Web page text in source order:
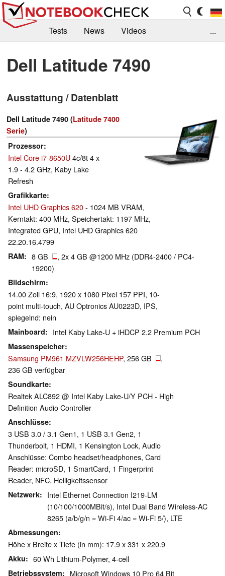
Tests News
Videos
Kaufberatung
Deals Suche
Forum
...
Dell Latitude 7490
Ausstattung / Datenblatt
Dell Latitude 7490 (Latitude 7400
Serie)
Prozessor
Intel Core i7-8650U4c/8t 4 x
1.9 - 4.2 GHz, Kaby Lake
Refresh
Grafikkarte
Intel UHD Graphics 620- 1024 MB VRAM,
Kerntakt: 400 MHz, Speichertakt: 1197 MHz,
Integrated GPU, Intel UHD Graphics 620
22.20.16.4799
RAM 8 GB
, 2x 4 GB @1200 MHz (DDR4-2400 / PC4-
19200)
Bildschirm
14.00 Zoll 16:9, 1920 x 1080 Pixel 157 PPI, 10-
point multi-touch, AU Optronics AU0223D, IPS,
spiegelnd: nein
Mainboard Intel Kaby Lake-U + iHDCP 2.2 Premium PCH
Massenspeicher
Samsung PM961 MZVLW256HEHP, 256 GB
,
236 GB verfügbar
Soundkarte
Realtek ALC892 @ Intel Kaby Lake-U/Y PCH - High
Definition Audio Controller
Anschlüsse
3 USB 3.0 / 3.1 Gen1, 1 USB 3.1 Gen2, 1
Thunderbolt, 1 HDMI, 1 Kensington Lock, Audio
Anschlüsse: Combo headset/headphones, Card
Reader: microSD, 1 SmartCard, 1 Fingerprint
Reader, NFC, Helligkeitssensor
Netzwerk
Intel Ethernet Connection I219-LM
(10/100/1000MBit/s), Intel Dual Band Wireless-AC
8265 (a/b/g/n = Wi-Fi 4/ac = Wi-Fi 5/), LTE
Abmessungen
Höhe x Breite x Tiefe (in mm): 17.9 x 331 x 220.9
Akku 60 Wh Lithium-Polymer, 4-cell
Betriebssystem Microsoft Windows 10 Pro 64 Bit